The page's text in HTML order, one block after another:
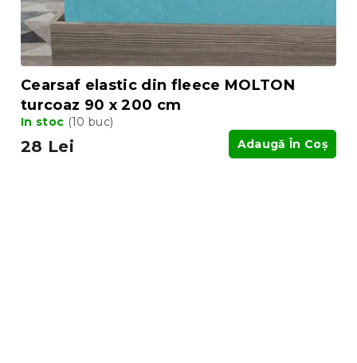
Cearsaf elastic din fleece MOLTON
turcoaz 90 x 200 cm
In stoc (10 buc)
28 Lei Adaugă În Coş